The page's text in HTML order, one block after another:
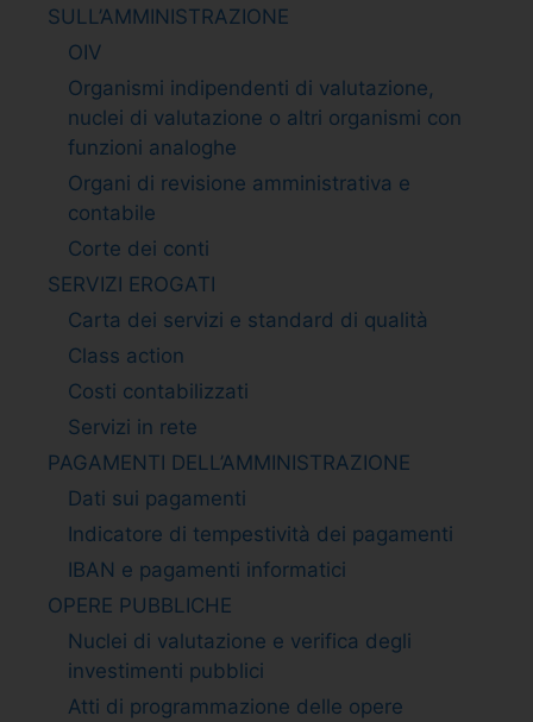
SULL’AMMINISTRAZIONE
OIV
Organismi indipendenti di valutazione,
nuclei di valutazione o altri organismi con
funzioni analoghe
Organi di revisione amministrativa e
contabile
Corte dei conti
SERVIZI EROGATI
Carta dei servizi e standard di qualità
Class action
Costi contabilizzati
Servizi in rete
PAGAMENTI DELL’AMMINISTRAZIONE
Dati sui pagamenti
Indicatore di tempestività dei pagamenti
IBAN e pagamenti informatici
OPERE PUBBLICHE
Nuclei di valutazione e verifica degli
investimenti pubblici
Atti di programmazione delle opere